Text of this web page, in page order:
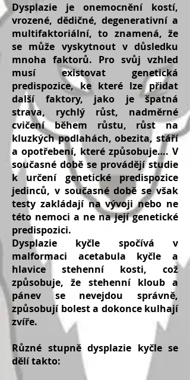
Dysplazie je onemocnění kostí,
vrozené, dědičné, degenerativní a
multifaktoriální, to znamená, že
se může vyskytnout v důsledku
mnoha faktorů. Pro svůj vzhled
musí existovat genetická
predispozice, ke které lze přidat
další faktory, jako je špatná
strava, rychlý růst, nadměrné
cvičení během růstu, růst na
kluzkých podlahách, obezita, stáří
a opotřebení, které způsobuje…. V
současné době se provádějí studie
k určení genetické predispozice
jedinců, v současné době se však
testy zakládají na vývoji nebo ne
této nemoci a ne na její genetické
predispozici.
Dysplazie kyčle spočívá v
malformaci acetabula kyčle a
hlavice stehenní kosti, což
způsobuje, že stehenní kloub a
pánev se nevejdou správně,
způsobují bolest a dokonce kulhají
zvíře.
Různé stupně dysplazie kyčle se
dělí takto: